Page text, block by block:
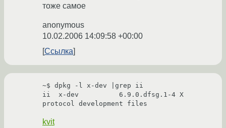
тоже самое
anonymous
10.02.2006 14:09:58 +00:00
Ссылка
~$ dpkg -l x-dev |grep ii
ii  x-dev          6.9.0.dfsg.1-4 X
kvit